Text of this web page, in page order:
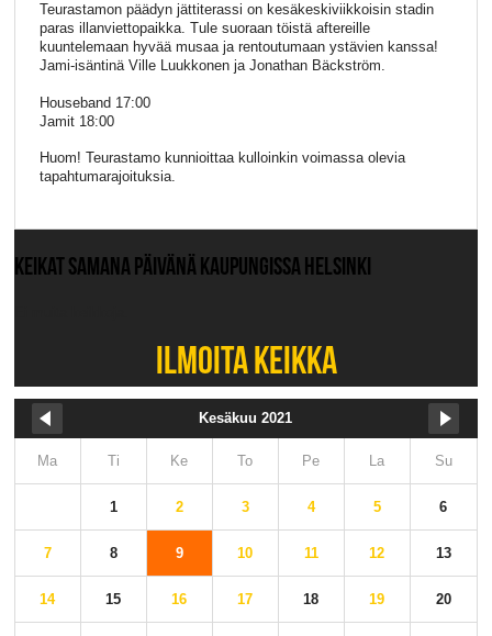
Teurastamon päädyn jättiterassi on kesäkeskiviikkoisin stadin
paras illanviettopaikka. Tule suoraan töistä aftereille
kuuntelemaan hyvää musaa ja rentoutumaan ystävien kanssa!
Jami-isäntinä Ville Luukkonen ja Jonathan Bäckström.
Houseband 17:00
Jamit 18:00
Huom! Teurastamo kunnioittaa kulloinkin voimassa olevia
tapahtumarajoituksia.
KEIKAT SAMANA PÄIVÄNÄ KAUPUNGISSA HELSINKI
ILMOITA KEIKKA
Kesäkuu 2021
Ma Ti Ke To Pe La Su
1 2 3 4 5 6
7 8 9 10 11 12 13
14 15 16 17 18 19 20